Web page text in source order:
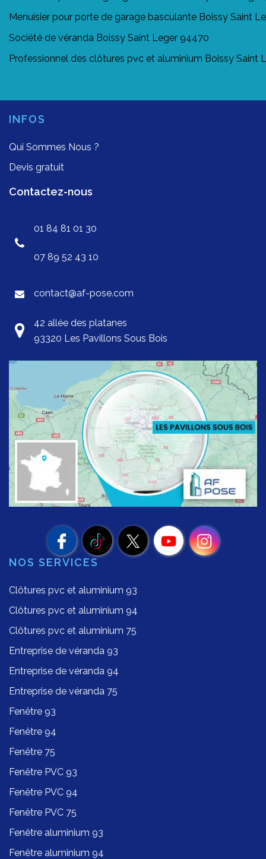
Menuisier pour porte de garage basculante Boissy Saint
Société de véranda Boissy Saint Leger 94470
Professionnel des clôtures pvc et aluminium Boissy Saint
INFOS
Qui Sommes Nous ?
Devis gratuit
Contactez-nous
01 84 81 01 30
07 89 52 43 10
contact@af-pose.com
42 allée des platanes
93320 Les Pavillons Sous Bois
NOS SERVICES
Clôtures pvc et aluminium 93
Clôtures pvc et aluminium 94
Clôtures pvc et aluminium 75
Entreprise de véranda 93
Entreprise de véranda 94
Entreprise de véranda 75
Fenêtre 93
Fenêtre 94
Fenêtre 75
Fenêtre PVC 93
Fenêtre PVC 94
Fenêtre PVC 75
Fenêtre aluminium 93
Fenêtre aluminium 94